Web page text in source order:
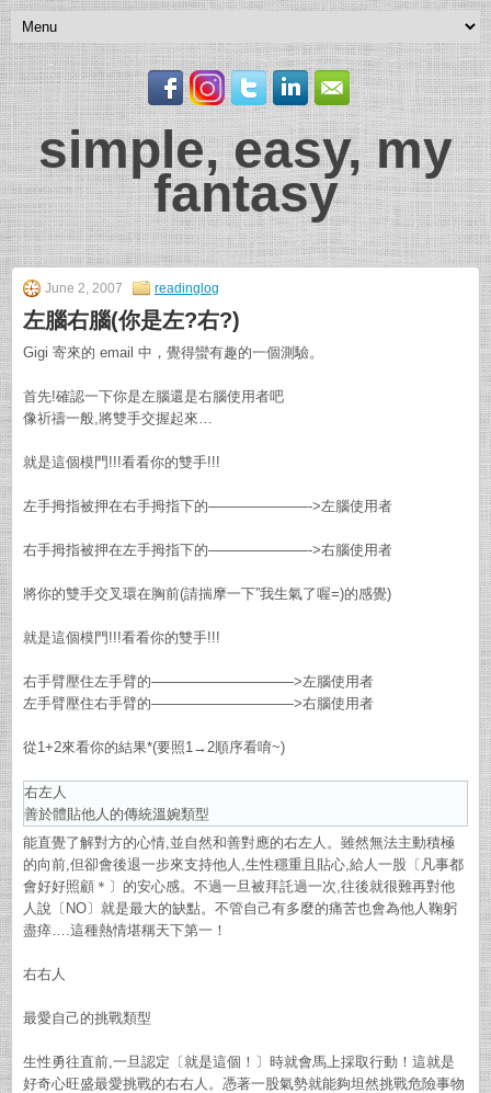
simple, easy, my
fantasy
June 2, 2007 readinglog
左腦右腦(你是左?右?)
Gigi 寄來的 email 中，覺得蠻有趣的一個測驗。
首先!確認一下你是左腦還是右腦使用者吧
像祈禱一般,將雙手交握起來…
就是這個模門!!!看看你的雙手!!!
左手拇指被押在右手拇指下的———————->左腦使用者
右手拇指被押在左手拇指下的———————->右腦使用者
將你的雙手交叉環在胸前(請揣摩一下”我生氣了喔=)的感覺)
就是這個模門!!!看看你的雙手!!!
右手臂壓住左手臂的——————————>左腦使用者
左手臂壓住右手臂的——————————>右腦使用者
從1+2來看你的結果*(要照1→2順序看唷~)
右左人
善於體貼他人的傳統溫婉類型
能直覺了解對方的心情,並自然和善對應的右左人。雖然無法主動積極
的向前,但卻會後退一步來支持他人,生性穩重且貼心,給人一股〔凡事都
會好好照顧＊〕的安心感。不過一旦被拜託過一次,往後就很難再對他
人說〔NO〕就是最大的缺點。不管自己有多麼的痛苦也會為他人鞠躬
盡瘁….這種熱情堪稱天下第一！
右右人
最愛自己的挑戰類型
生性勇往直前,一旦認定〔就是這個！〕時就會馬上採取行動！這就是
好奇心旺盛最愛挑戰的右右人。憑著一股氣勢就能夠坦然挑戰危險事物